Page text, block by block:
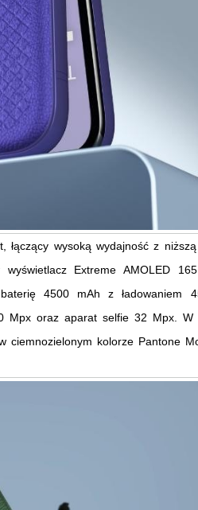
wysoką wydajność z
wyświetlacz Extreme AMOLED
4500 mAh z ładowaniem
Mpx oraz aparat selfie 32 Mpx. W
ciemnozielonym kolorze Pantone